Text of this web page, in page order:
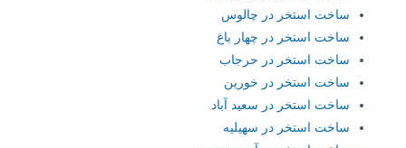
ساخت استخر در چالوس
ساخت استخر در چهار باغ
ساخت استخر در حرجاب
ساخت استخر در خورین
ساخت استخر در سعید آباد
ساخت استخر در سهیلیه